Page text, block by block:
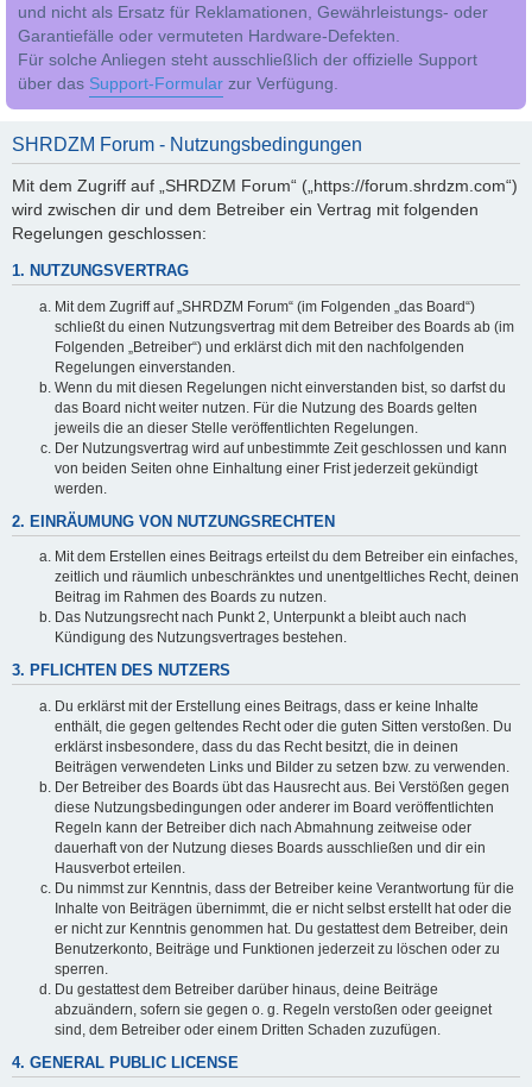
und nicht als Ersatz für Reklamationen, Gewährleistungs- oder
Garantiefälle oder vermuteten Hardware-Defekten.
Für solche Anliegen steht ausschließlich der offizielle Support
über das Support-Formular zur Verfügung.
SHRDZM Forum - Nutzungsbedingungen
Mit dem Zugriff auf „SHRDZM Forum“ („https://forum.shrdzm.com“)
wird zwischen dir und dem Betreiber ein Vertrag mit folgenden
Regelungen geschlossen:
1. NUTZUNGSVERTRAG
Mit dem Zugriff auf „SHRDZM Forum“ (im Folgenden „das Board“)
schließt du einen Nutzungsvertrag mit dem Betreiber des Boards ab (im
Folgenden „Betreiber“) und erklärst dich mit den nachfolgenden
Regelungen einverstanden.
Wenn du mit diesen Regelungen nicht einverstanden bist, so darfst du
das Board nicht weiter nutzen. Für die Nutzung des Boards gelten
jeweils die an dieser Stelle veröffentlichten Regelungen.
Der Nutzungsvertrag wird auf unbestimmte Zeit geschlossen und kann
von beiden Seiten ohne Einhaltung einer Frist jederzeit gekündigt
werden.
2. EINRÄUMUNG VON NUTZUNGSRECHTEN
Mit dem Erstellen eines Beitrags erteilst du dem Betreiber ein einfaches,
zeitlich und räumlich unbeschränktes und unentgeltliches Recht, deinen
Beitrag im Rahmen des Boards zu nutzen.
Das Nutzungsrecht nach Punkt 2, Unterpunkt a bleibt auch nach
Kündigung des Nutzungsvertrages bestehen.
3. PFLICHTEN DES NUTZERS
Du erklärst mit der Erstellung eines Beitrags, dass er keine Inhalte
enthält, die gegen geltendes Recht oder die guten Sitten verstoßen. Du
erklärst insbesondere, dass du das Recht besitzt, die in deinen
Beiträgen verwendeten Links und Bilder zu setzen bzw. zu verwenden.
Der Betreiber des Boards übt das Hausrecht aus. Bei Verstößen gegen
diese Nutzungsbedingungen oder anderer im Board veröffentlichten
Regeln kann der Betreiber dich nach Abmahnung zeitweise oder
dauerhaft von der Nutzung dieses Boards ausschließen und dir ein
Hausverbot erteilen.
Du nimmst zur Kenntnis, dass der Betreiber keine Verantwortung für die
Inhalte von Beiträgen übernimmt, die er nicht selbst erstellt hat oder die
er nicht zur Kenntnis genommen hat. Du gestattest dem Betreiber, dein
Benutzerkonto, Beiträge und Funktionen jederzeit zu löschen oder zu
sperren.
Du gestattest dem Betreiber darüber hinaus, deine Beiträge
abzuändern, sofern sie gegen o. g. Regeln verstoßen oder geeignet
sind, dem Betreiber oder einem Dritten Schaden zuzufügen.
4. GENERAL PUBLIC LICENSE